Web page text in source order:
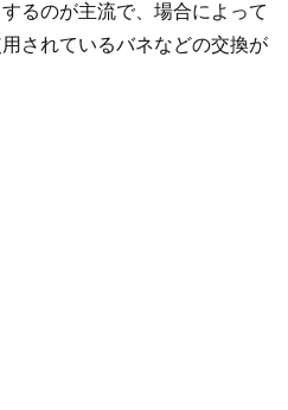
るのが主流で、場合によって
されているバネなどの交換が